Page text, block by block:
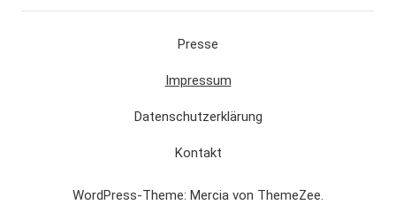
Presse
Impressum
Datenschutzerklärung
Kontakt
WordPress-Theme: Mercia von ThemeZee.